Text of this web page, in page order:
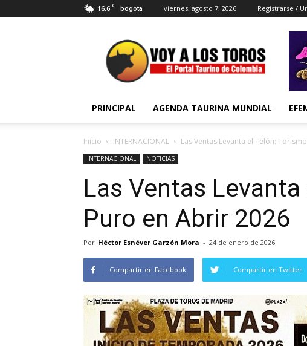
16.6 C bogota viernes, agosto 7, 2026 Registrarse /
Voy
a
Los
Toros
PRINCIPAL AGENDA TAURINA MUNDIAL
Inicio INTERNACIONAL Las Ventas Levanta el Telón:
INTERNACIONAL NOTICIAS
Las Ventas
Puro en Abrir 2026
Por Héctor Esnéver Garzón Mora - 24 de enero de 2026
Compartir en Facebook Compartir en Twitter